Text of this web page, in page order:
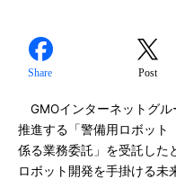
Share Post
GMOインターネットグル
推進する「警備用ロボット
係る業務委託」を受託した
ロボット開発を手掛ける未